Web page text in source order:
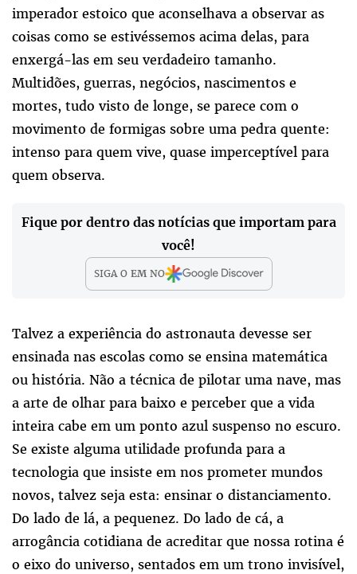
imperador estoico que aconselhava a observar as
coisas como se estivéssemos acima delas, para
enxergá-las em seu verdadeiro tamanho.
Multidões, guerras, negócios, nascimentos e
mortes, tudo visto de longe, se parece com o
movimento de formigas sobre uma pedra quente:
intenso para quem vive, quase imperceptível para
quem observa.
Fique por dentro das notícias que importam para
você!
SIGA O EMNO
Talvez a experiência do astronauta devesse ser
ensinada nas escolas como se ensina matemática
ou história. Não a técnica de pilotar uma nave, mas
a arte de olhar para baixo e perceber que a vida
inteira cabe em um ponto azul suspenso no escuro.
Se existe alguma utilidade profunda para a
tecnologia que insiste em nos prometer mundos
novos, talvez seja esta: ensinar o distanciamento.
Do lado de lá, a pequenez. Do lado de cá, a
arrogância cotidiana de acreditar que nossa rotina é
o eixo do universo, sentados em um trono invisível,